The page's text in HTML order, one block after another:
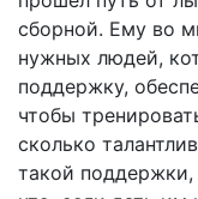
сборной. Ему во
нужных людей,
поддержку,
чтобы
сколько
такой поддержки,